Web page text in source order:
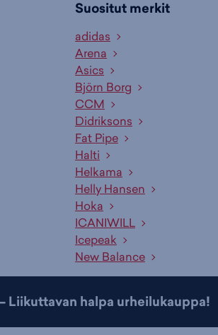
Suositut merkit
adidas
Arena
Asics
Björn Borg
CCM
Didriksons
Fat Pipe
Halti
Helkama
Helly Hansen
Hoka
ICANIWILL
Icepeak
New Balance
Liikuttavan halpa urheilukauppa!